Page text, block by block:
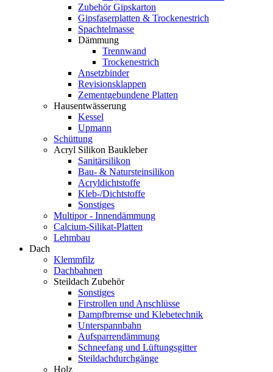
Zubehör Gipskarton
Gipsfaserplatten & Trockenestrich
Spachtelmasse
Dämmung
Trennwand
Trockenestrich
Ansetzbinder
Revisionsklappen
Zementgebundene Platten
Hausentwässerung
Kessel
Upmann
Schüttung
Acryl Silikon Baukleber
Sanitärsilikon
Bau- & Natursteinsilikon
Acryldichtstoffe
Kleb-/Dichtstoffe
Sonstiges
Multipor - Innendämmung
Calcium-Silikat-Platten
Lehmbau
Dach
Klemmfilz
Dachbahnen
Steildach Zubehör
Sonstiges
Firstrollen und Anschlüsse
Dampfbremse und Klebetechnik
Unterspannbahn
Aufsparrendämmung
Schneefang und Lüftungsgitter
Steildachdurchgänge
Holz